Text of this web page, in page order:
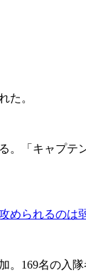
た。
「キャプ
められるのは
169名の入